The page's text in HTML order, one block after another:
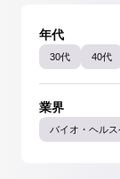
年代
30代 40代
業界
バイオ・ヘル